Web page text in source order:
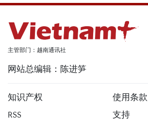
主管部门：越南通讯社
网站总编辑：陈进笋
知识产权
使用条款
RSS
支持